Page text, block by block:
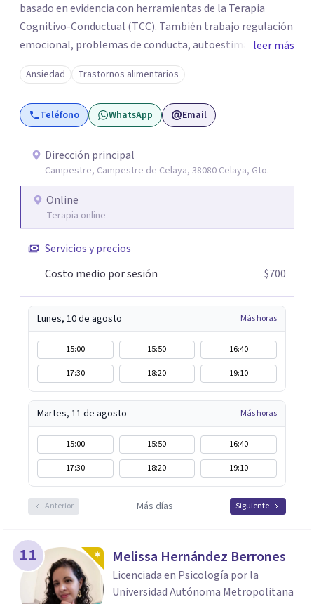
basado en evidencia con herramientas de la Terapia
Cognitivo-Conductual (TCC). También trabajo regulación
emocional, problemas de conducta, autoestima y
desarrollo de habilidades sociales y emocionales en
población infantil y juvenil. Me mantengo en constante
formación y actualización para brindar el
acompañamiento más efectivo a cada persona. Ofrezco
alimentación consciente, adaptado a las necesidades de
cada paciente y su familia. Atiendo de forma online.
Puedes reservar tu primera sesión directamente desde mi
perfil.
leer más
Ansiedad Trastornos alimentarios
Teléfono WhatsApp Email
Dirección principal
Campestre, Campestre de Celaya, 38080 Celaya, Gto.
Online
Terapia online
Servicios y precios
Costo medio por sesión
$700
Lunes, 10 de agosto Más horas
15:00 15:50
16:40
17:30
18:20 19:10
Martes, 11 de agosto Más horas
15:00 15:50
16:40
17:30
18:20 19:10
Anterior Más días Siguiente
11 Melissa Hernández Berrones
Licenciada en Psicología por la
Universidad Autónoma Metropolitana